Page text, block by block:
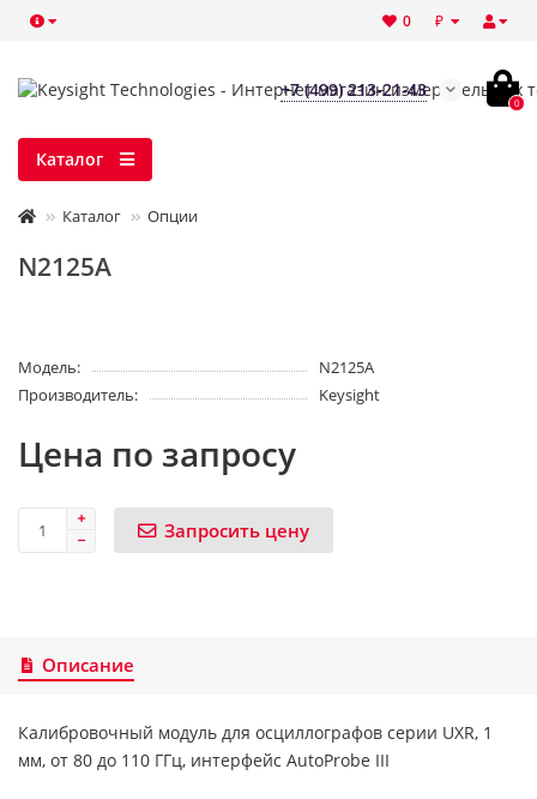
₽
0
+7 (499) 213-21-43
0
Каталог
Каталог Опции
N2125A
Модель:
N2125A
Производитель:
Keysight
Цена по запросу
Запросить цену
Описание
Калибровочный модуль для осциллографов серии UXR, 1
мм, от 80 до 110 ГГц, интерфейс AutoProbe III